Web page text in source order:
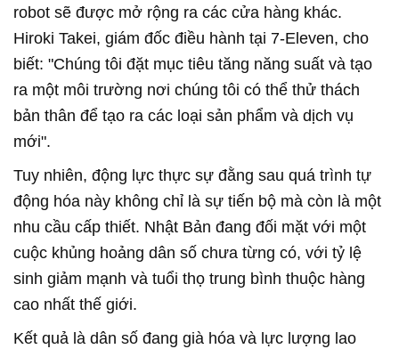
robot sẽ được mở rộng ra các cửa hàng khác.
Hiroki Takei, giám đốc điều hành tại 7-Eleven, cho
biết: "Chúng tôi đặt mục tiêu tăng năng suất và tạo
ra một môi trường nơi chúng tôi có thể thử thách
bản thân để tạo ra các loại sản phẩm và dịch vụ
mới".
Tuy nhiên, động lực thực sự đằng sau quá trình tự
động hóa này không chỉ là sự tiến bộ mà còn là một
nhu cầu cấp thiết. Nhật Bản đang đối mặt với một
cuộc khủng hoảng dân số chưa từng có, với tỷ lệ
sinh giảm mạnh và tuổi thọ trung bình thuộc hàng
cao nhất thế giới.
Kết quả là dân số đang già hóa và lực lượng lao